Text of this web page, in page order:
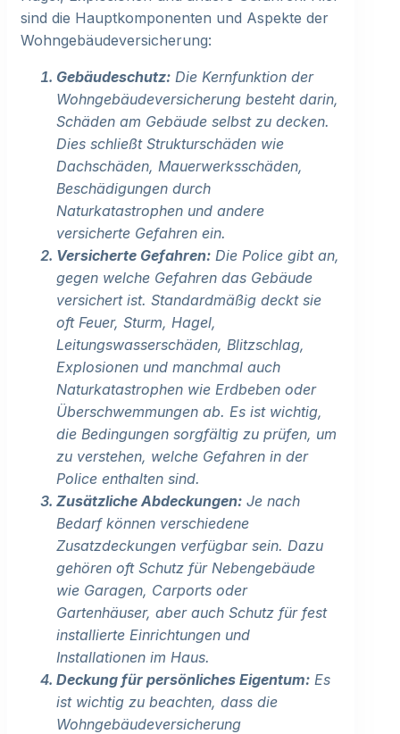
sind die Hauptkomponenten und Aspekte der
Wohngebäudeversicherung:
Gebäudeschutz: Die Kernfunktion der
Wohngebäudeversicherung besteht darin,
Schäden am Gebäude selbst zu decken.
Dies schließt Strukturschäden wie
Dachschäden, Mauerwerksschäden,
Beschädigungen durch
Naturkatastrophen und andere
versicherte Gefahren ein.
Versicherte Gefahren: Die Police gibt an,
gegen welche Gefahren das Gebäude
versichert ist. Standardmäßig deckt sie
oft Feuer, Sturm, Hagel,
Leitungswasserschäden, Blitzschlag,
Explosionen und manchmal auch
Naturkatastrophen wie Erdbeben oder
Überschwemmungen ab. Es ist wichtig,
die Bedingungen sorgfältig zu prüfen, um
zu verstehen, welche Gefahren in der
Police enthalten sind.
Zusätzliche Abdeckungen: Je nach
Bedarf können verschiedene
Zusatzdeckungen verfügbar sein. Dazu
gehören oft Schutz für Nebengebäude
wie Garagen, Carports oder
Gartenhäuser, aber auch Schutz für fest
installierte Einrichtungen und
Installationen im Haus.
Deckung für persönliches Eigentum: Es
ist wichtig zu beachten, dass die
Wohngebäudeversicherung